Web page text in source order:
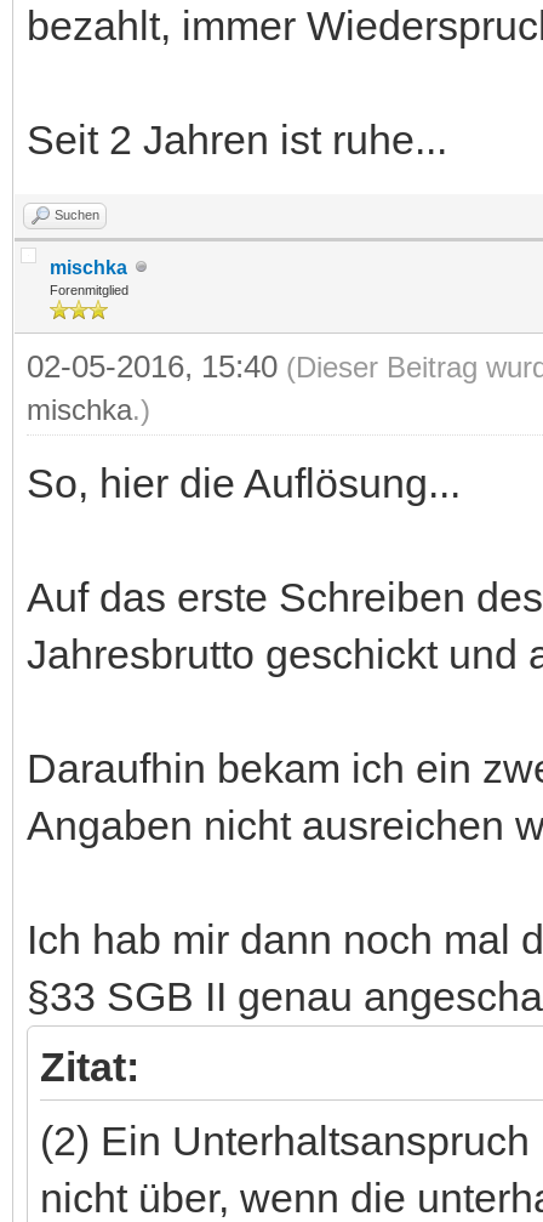
bezahlt, immer
Seit 2 Jahren ist ruhe...
Suchen
mischka
Forenmitglied
02-05-2016, 15:40 (Dieser Beitrag
mischka.)
So, hier die Auflösung...
Auf das erste Schreiben
Jahresbrutto geschickt und
Daraufhin bekam ich ein
Angaben nicht ausreichen
Ich hab mir dann noch mal
§33 SGB II genau
Zitat:
(2) Ein
nicht über, wenn die